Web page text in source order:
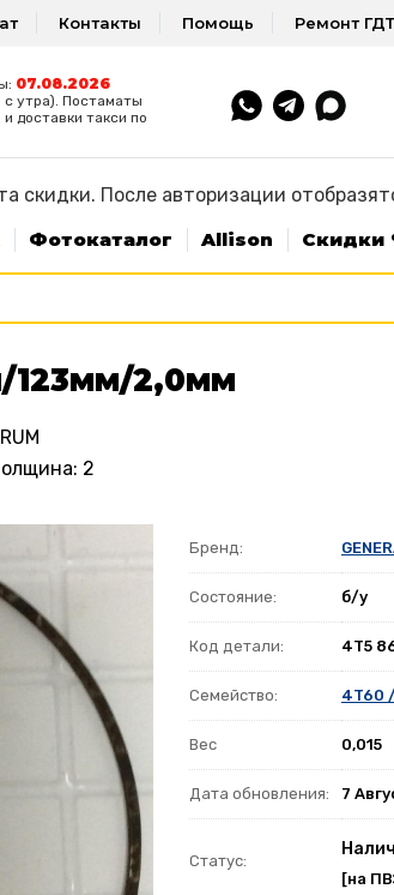
Контакты Помощь Ремонт ГДТ
07.08.2026
утра). Постаматы
доставки такси по
скидки. После авторизации
Фотокаталог Allison Скидки
2,0мм
2
Бренд:
Состояние: б/у
Код детали: 4T5
Семейство: 4T60
Вес 0,015
Дата обновления: 7
Статус:
[на